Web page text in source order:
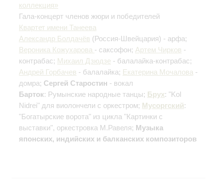
коллекция»
Гала-концерт членов жюри и победителей
Квартет имени Танеева
Александр Болдачёв (Россия-Швейцария) - арфа;
Вероника Кожухарова - саксофон; Артем Чирков -
контрабас; Михаил Дзюдзе - балалайка-контрабас;
Андрей Горбачев - балалайка; Екатерина Мочалова -
домра; Сергей Старостин - вокал
Барток: Румынские народные танцы; Брух: "Kol
Nidrei" для виолончели с оркестром; Мусоргский:
"Богатырские ворота" из цикла "Картинки с
выставки", оркестровка М.Равеля; Музыка
японских, индийских и балканских композиторов